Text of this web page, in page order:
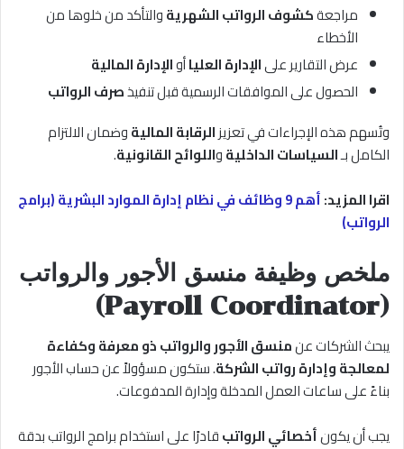
مراجعةكشوف الرواتب الشهريةوالتأكد من خلوها من
الأخطاء
عرض التقارير علىالإدارة العلياأوالإدارة المالية
الحصول على الموافقات الرسمية قبل تنفيذصرف الرواتب
وتُسهم هذه الإجراءات في تعزيزالرقابة الماليةوضمان الالتزام
الكامل بـالسياسات الداخليةواللوائح القانونية.
اقرا المزيد:
أهم 9 وظائف في نظام إدارة الموارد البشرية (برامج
الرواتب)
ملخص وظيفة منسق الأجور والرواتب
(Payroll Coordinator)
يبحث الشركات عنمنسق الأجور والرواتب ذو معرفة وكفاءة
لمعالجة وإدارة رواتب الشركة. ستكون مسؤولاً عن حساب الأجور
بناءً على ساعات العمل المدخلة وإدارة المدفوعات.
يجب أن يكونأخصائي الرواتبقادرًا على استخدام برامج الرواتب بدقة